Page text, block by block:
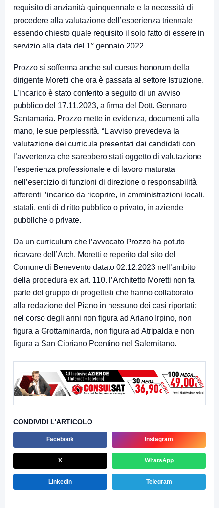
requisito di anzianità quinquennale e la necessità di
procedere alla valutazione dell’esperienza triennale
essendo chiesto quale requisito il solo fatto di essere in
servizio alla data del 1° gennaio 2022.
Prozzo si sofferma anche sul cursus honorum della
dirigente Moretti che ora è passata al settore Istruzione.
L’incarico è stato conferito a seguito di un avviso
pubblico del 17.11.2023, a firma del Dott. Gennaro
Santamaria. Prozzo mette in evidenza, documenti alla
mano, le sue perplessità. “L’avviso prevedeva la
valutazione dei curricula presentati dai candidati con
l’avvertenza che sarebbero stati oggetto di valutazione
l’esperienza professionale e di lavoro maturata
nell’esercizio di funzioni di direzione o responsabilità
afferenti l’incarico da ricoprire, in amministrazioni locali,
statali, enti di diritto pubblico o privato, in aziende
pubbliche o private.
Da un curriculum che l’avvocato Prozzo ha potuto
ricavare dell’Arch. Moretti e reperito dal sito del
Comune di Benevento datato 02.12.2023 nell’ambito
della procedura ex art. 110. l’Architetto Moretti non fa
parte del gruppo di progettisti che hanno collaborato
alla redazione del Piano in nessuno dei casi riportati;
nel corso degli anni non figura ad Ariano Irpino, non
figura a Grottaminarda, non figura ad Atripalda e non
figura a San Cipriano Pcentino nel Salernitano.
CONDIVIDI L'ARTICOLO
Facebook Instagram
X WhatsApp
LinkedIn Telegram